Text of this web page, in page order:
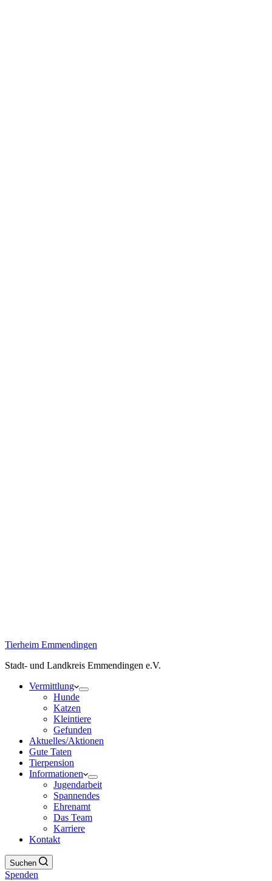
Tierheim Emmendingen
Stadt- und Landkreis Emmendingen e.V.
Vermittlung
Hunde
Katzen
Kleintiere
Gefunden
Aktuelles/Aktionen
Gute Taten
Tierpension
Informationen
Jugendarbeit
Spannendes
Ehrenamt
Das Team
Karriere
Kontakt
Suchen
Spenden